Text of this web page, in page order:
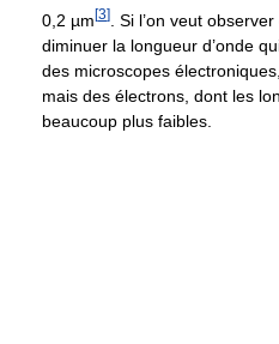
0,2 µm[3]
. Si l’on veut
diminuer la longueur d’onde
des microscopes
mais des électrons, dont les
beaucoup plus faibles.